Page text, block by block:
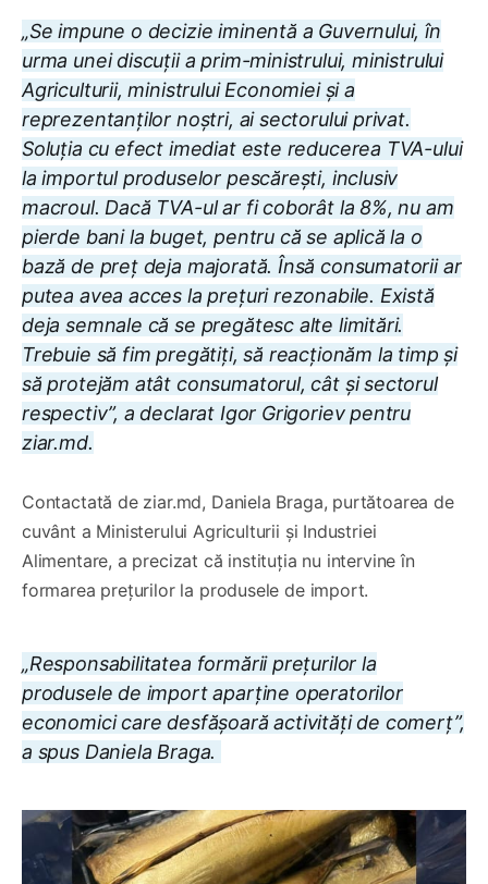
„Se impune o decizie iminentă a Guvernului, în
urma unei discuții a prim-ministrului, ministrului
Agriculturii, ministrului Economiei și a
reprezentanților noștri, ai sectorului privat.
Soluția cu efect imediat este reducerea TVA-ului
la importul produselor pescărești, inclusiv
macroul. Dacă TVA-ul ar fi coborât la 8%, nu am
pierde bani la buget, pentru că se aplică la o
bază de preț deja majorată. Însă consumatorii ar
putea avea acces la prețuri rezonabile. Există
deja semnale că se pregătesc alte limitări.
Trebuie să fim pregătiți, să reacționăm la timp și
să protejăm atât consumatorul, cât și sectorul
respectiv”, a declarat Igor Grigoriev pentru
ziar.md.
Contactată de ziar.md, Daniela Braga, purtătoarea de
cuvânt a Ministerului Agriculturii și Industriei
Alimentare, a precizat că instituția nu intervine în
formarea prețurilor la produsele de import.
„Responsabilitatea formării prețurilor la
produsele de import aparține operatorilor
economici care desfășoară activități de comerț”,
a spus Daniela Braga.